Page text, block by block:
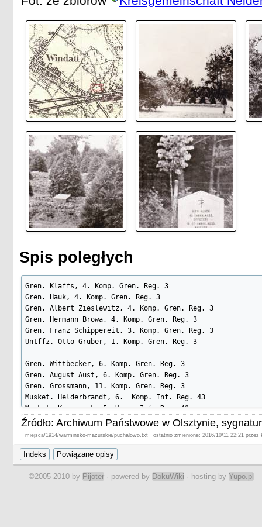
Spis poległych
Gren. Klaffs, 4. Komp. Gren. Reg. 3
Gren. Hauk, 4. Komp. Gren. Reg. 3
Gren. Albert Zieslewitz, 4. Komp. Gren. Reg. 3
Gren. Hermann Browa, 4. Komp. Gren. Reg. 3
Gren. Franz Schippereit, 3. Komp. Gren. Reg. 3
Untffz. Otto Gruber, 1. Komp. Gren. Reg. 3
Gren. Wittbecker, 6. Komp. Gren. Reg. 3
Gren. August Aust, 6. Komp. Gren. Reg. 3
Gren. Grossmann, 11. Komp. Gren. Reg. 3
Musket. Helderbrandt, 6.  Komp. Inf. Reg. 43
Musket. Kazmarzik, 5. Komp. Inf. Reg. 43
Musket. Rohm, 5. Komp. Inf. Reg. 43
Füs. Gustav Pechmann, 12. Komp. Gren. Reg. 3
Gren. Janski, 6. Komp. Gren. Reg. 3
Füs. Rüst, 12. Komp. Gren. Reg. 3
Gren. Otto Hasenbusch, Gren. Reg. 3
Źródło: Archiwum Państwowe w Olsztynie,
miejsca/1914/warminsko-mazurskie/puchalowo.txt · ostatnio zmienione: 2016/10/11 22:21 przez
©2005-2010 by Pijoter · powered by DokuWiki · hosting by Yupo.pl